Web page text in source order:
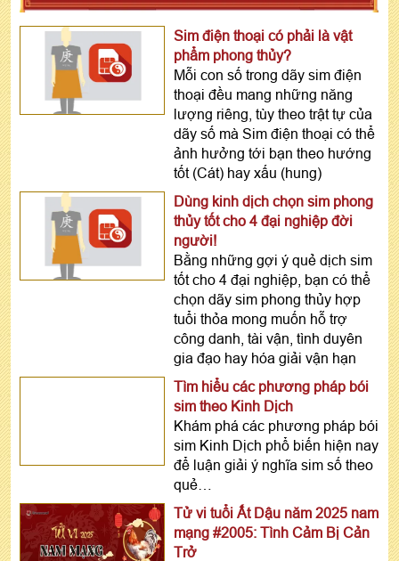
Sim điện thoại có phải là vật
phẩm phong thủy?
Mỗi con số trong dãy sim điện
thoại đều mang những năng
lượng riêng, tùy theo trật tự của
dãy số mà Sim điện thoại có thể
ảnh hưởng tới bạn theo hướng
tốt (Cát) hay xấu (hung)
Dùng kinh dịch chọn sim phong
thủy tốt cho 4 đại nghiệp đời
người!
Bằng những gợi ý quẻ dịch sim
tốt cho 4 đại nghiệp, bạn có thể
chọn dãy sim phong thủy hợp
tuổi thỏa mong muốn hỗ trợ
công danh, tài vận, tình duyên
gia đạo hay hóa giải vận hạn
Tìm hiểu các phương pháp bói
sim theo Kinh Dịch
Khám phá các phương pháp bói
sim Kinh Dịch phổ biến hiện nay
để luận giải ý nghĩa sim số theo
quẻ…
Tử vi tuổi Ất Dậu năm 2025 nam
mạng #2005: Tình Cảm Bị Cản
Trở